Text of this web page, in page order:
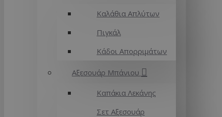
Καλάθια Απλύτων
Πιγκάλ
Κάδοι Απορριμάτων
Αξεσουάρ Μπάνιου
Καπάκια Λεκάνης
Σετ Αξεσουάρ